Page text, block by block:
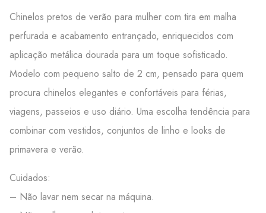
Chinelos pretos de verão para mulher com tira em malha
perfurada e acabamento entrançado, enriquecidos com
aplicação metálica dourada para um toque sofisticado.
Modelo com pequeno salto de 2 cm, pensado para quem
procura chinelos elegantes e confortáveis para férias,
viagens, passeios e uso diário. Uma escolha tendência para
combinar com vestidos, conjuntos de linho e looks de
primavera e verão.
Cuidados:
– Não lavar nem secar na máquina.